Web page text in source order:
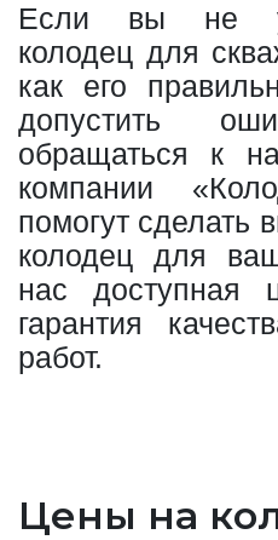
Если вы не
колодец для
как его
допустить
обращаться к
компании
помогут сделать
колодец для
нас доступная
гарантия
работ.
Цены на